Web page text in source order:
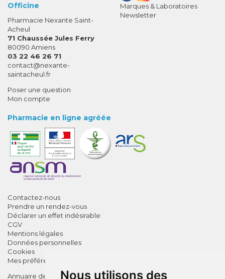
Nous utilisons des
Officine
Pharmacie Nexante Saint-
Acheul
71 Chaussée Jules Ferry
80090 Amiens
03 22 46 26 71
contact-
@-
nexante-
saintacheul.fr
Poser une question
Mon compte
Marques & Laboratoires
Newsletter
Pharmacie en ligne agréée
Contactez-nous
Prendre un rendez-vous
Déclarer un effet indésirable
CGV
Mentions légales
Données personnelles
Cookies
Mes préférences Cookies
Annuaire des pharmacies